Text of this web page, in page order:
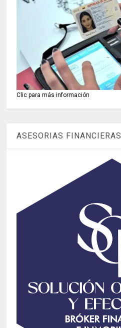
Clic para más información
ASESORIAS FINANCIERAS